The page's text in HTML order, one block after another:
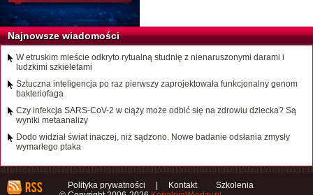
Najnowsze wiadomości
W etruskim mieście odkryto rytualną studnię z nienaruszonymi darami i
ludzkimi szkieletami
Sztuczna inteligencja po raz pierwszy zaprojektowała funkcjonalny genom
bakteriofaga
Czy infekcja SARS-CoV-2 w ciąży może odbić się na zdrowiu dziecka? Są
wyniki metaanalizy
Dodo widział świat inaczej, niż sądzono. Nowe badanie odsłania zmysły
wymarłego ptaka
Polityka prywatności Kontakt
Szkolenia